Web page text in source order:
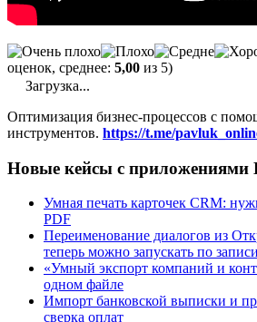
оценок, среднее: 5,00 из 5)
Загрузка...
Оптимизация бизнес-процессов с
инструментов. https://t.me/
Новые кейсы с приложениями
Умная печать карточек CRM:
PDF
Переименование диалогов из
теперь можно запускать по записи
«Умный экспорт компаний и
одном файле
Импорт банковской выписки и
сверка оплат